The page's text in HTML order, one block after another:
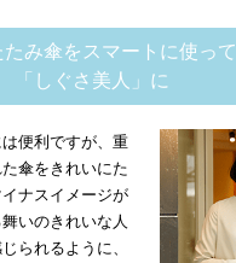
たみ傘をスマートに使って
「しぐさ美人」に
便利ですが、重
傘をきれいにた
ナスイメージが
いのきれいな人
られるように、